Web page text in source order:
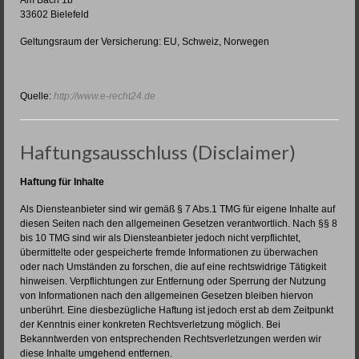
33602 Bielefeld
Geltungsraum der Versicherung: EU, Schweiz, Norwegen
Quelle: http://www.e-recht24.de
Haftungsausschluss (Disclaimer)
Haftung für Inhalte
Als Diensteanbieter sind wir gemäß § 7 Abs.1 TMG für eigene Inhalte auf
diesen Seiten nach den allgemeinen Gesetzen verantwortlich. Nach §§ 8
bis 10 TMG sind wir als Diensteanbieter jedoch nicht verpflichtet,
übermittelte oder gespeicherte fremde Informationen zu überwachen
oder nach Umständen zu forschen, die auf eine rechtswidrige Tätigkeit
hinweisen. Verpflichtungen zur Entfernung oder Sperrung der Nutzung
von Informationen nach den allgemeinen Gesetzen bleiben hiervon
unberührt. Eine diesbezügliche Haftung ist jedoch erst ab dem Zeitpunkt
der Kenntnis einer konkreten Rechtsverletzung möglich. Bei
Bekanntwerden von entsprechenden Rechtsverletzungen werden wir
diese Inhalte umgehend entfernen.